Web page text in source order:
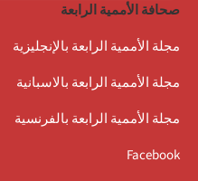
صحافة الأممية الرابعة
مجلة الأممية الرابعة بالإنجليزية
مجلة الأممية الرابعة بالاسبانية
مجلة الأممية الرابعة بالفرنسية
Facebook